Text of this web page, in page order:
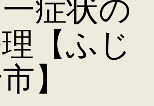
症状の
【ふじ
】